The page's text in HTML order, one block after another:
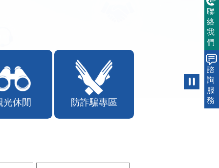
光休閒 防詐騙專區
聯
絡
我
們
諮
詢
服
務